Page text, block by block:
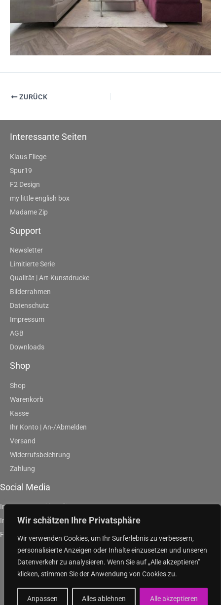
Wir schätzen Ihre Privatsphäre
Wir verwenden Cookies, um Ihr Surferlebnis zu verbessern,
personalisierte Anzeigen oder Inhalte einzusetzen und unseren
Datenverkehr zu analysieren. Wenn Sie auf „Alle akzeptieren"
klicken, stimmen Sie der Anwendung von Cookies zu.
Anpassen Alles ablehnen Alle akzeptieren
ZURÜCK
Interessante Seiten
Klaus Fliege
Spur19
F2 Design
my little english box
Madame Zip
Support
Newsletter
Limitierte Serie
Qualität | Art-Kunstdrucke
Bilderrahmen
Datenschutz
Impressum
AGB
Downloads
Shop
Shop
Warenkorb
Kasse
Ihr Konto | An-/Abmelden
Versand
Widerrufsbelehrung
Zahlung
Social Media
Instagram | artklausfliege
Instagram | artpurpleandgreen
Facebook | Klaus Fliege